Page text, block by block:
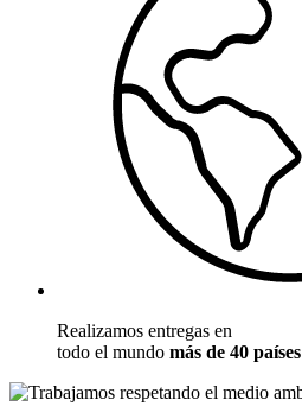
Realizamos entregas en
todo el mundo más de 40 países